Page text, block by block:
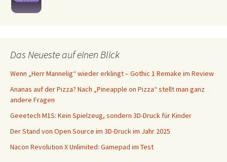
Das Neueste auf einen Blick
Wenn „Herr Mannelig“ wieder erklingt – Gothic 1 Remake im Review
Ananas auf der Pizza? Nach „Pineapple on Pizza“ stellt man ganz
andere Fragen
Geeetech M1S: Kein Spielzeug, sondern 3D-Druck für Kinder
Der Stand von Open Source im 3D-Druck im Jahr 2025
Nacon Revolution X Unlimited: Gamepad im Test